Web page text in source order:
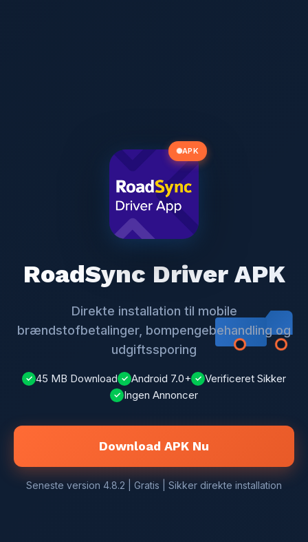
APK
RoadSync Driver APK
Direkte installation til mobile
brændstofbetalinger, bompengebehandling og
udgiftssporing
✓ 45 MB Download ✓ Android 7.0+ ✓ Verificeret Sikker
✓ Ingen Annoncer
Download APK Nu
Seneste version 4.8.2 | Gratis | Sikker direkte installation